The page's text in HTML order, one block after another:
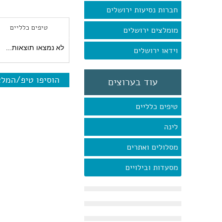
חברות נסיעות ירושלים
מומלצים ירושלים
וידאו ירושלים
עוד בערוצים
טיפים כלליים
לינה
מסלולים ואתרים
מסעדות ובילויים
טיפים כלליים
לא נמצאו תוצאות...
הוסיפו טיפ/